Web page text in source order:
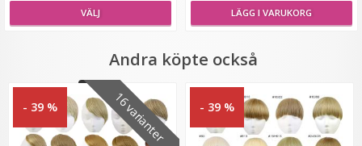
169 kr
339 kr
VÄLJ
VÄLJ LÄGG I VARUKORG
Andra köpte också
16 varianter
- 39 % - 39 %